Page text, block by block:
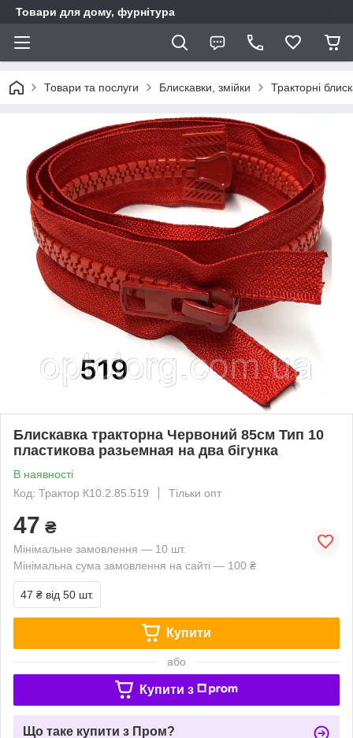
Товари для дому, фурнітура
Товари та послуги Блискавки, змійки Тракторні
Блискавка тракторна Червоний 85см Тип 10
пластикова разьемная на два бігунка
В наявності
Код: Трактор К10.2.85.519
Тільки опт
47 ₴
Мінімальне замовлення — 10 шт.
Мінімальна сума замовлення на сайті — 100 ₴
47 ₴ від 50 шт.
Купити
або
Купити з
Що таке купити з Пром?